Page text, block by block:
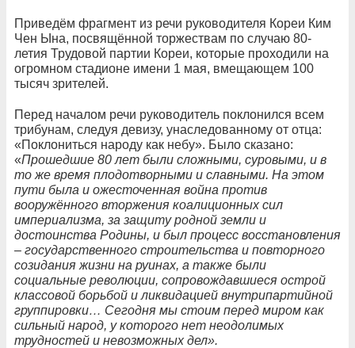
Приведём фрагмент из речи руководителя Кореи Ким
Чен Ына, посвящённой торжествам по случаю 80-
летия Трудовой партии Кореи, которые проходили на
огромном стадионе имени 1 мая, вмещающем 100
тысяч зрителей.
Перед началом речи руководитель поклонился всем
трибунам, следуя девизу, унаследованному от отца:
«Поклониться народу как небу». Было сказано:
«Прошедшие 80 лет были сложными, суровыми, и в
то же время плодотворными и славными. На этом
пути была и ожесточенная война против
вооружённого вторжения коалиционных сил
империализма, за защиту родной земли и
достоинства Родины, и был процесс восстановления
– государственного строительства и повторного
созидания жизни на руинах, а также были
социальные революции, сопровождавшиеся острой
классовой борьбой и ликвидацией внутрипартийной
группировки… Сегодня мы стоим перед миром как
сильный народ, у которого нет неодолимых
трудностей и невозможных дел».